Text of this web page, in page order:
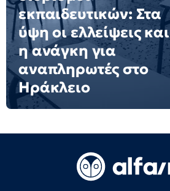
εκπαιδευτικών: Στα
ύψη οι ελλείψεις και
η ανάγκη για
αναπληρωτές στο
Ηράκλειο